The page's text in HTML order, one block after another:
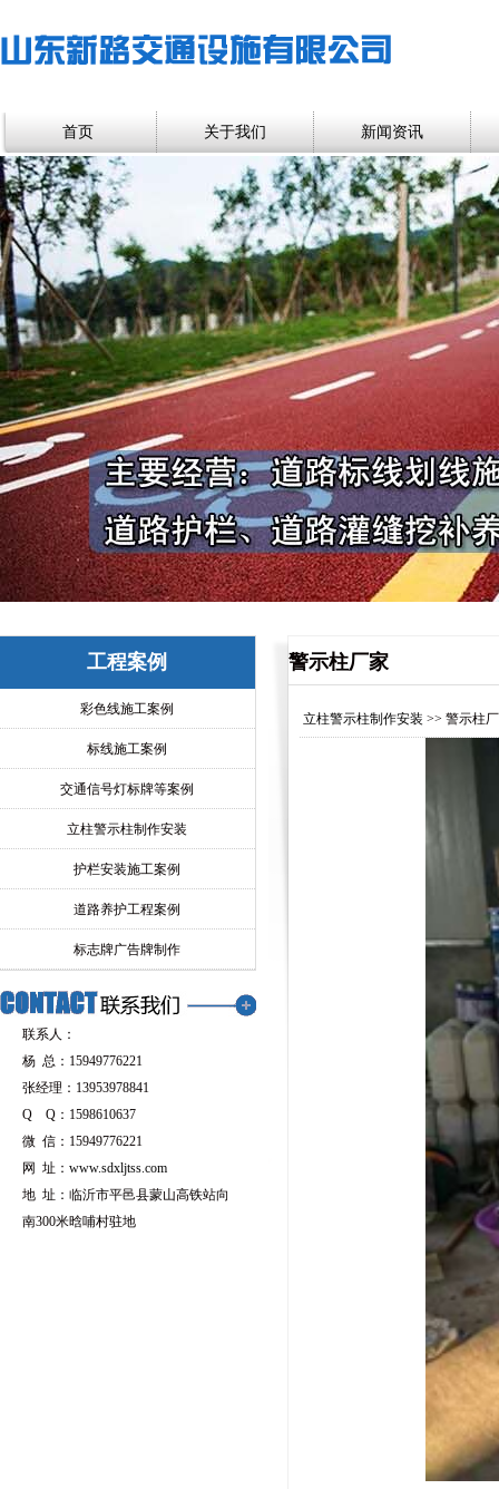
首页 关于我们 新闻资讯
工程案例
彩色线施工案例
标线施工案例
交通信号灯标牌等案例
立柱警示柱制作安装
护栏安装施工案例
道路养护工程案例
标志牌广告牌制作
联系人：
杨 总：15949776221
张经理：13953978841
Q Q：1598610637
微 信：15949776221
网 址： www.sdxljtss.com
地 址：临沂市平邑县蒙山高铁站向
南300米晗哺村驻地
警示柱厂家
立柱警示柱制作安装 >> 警示柱